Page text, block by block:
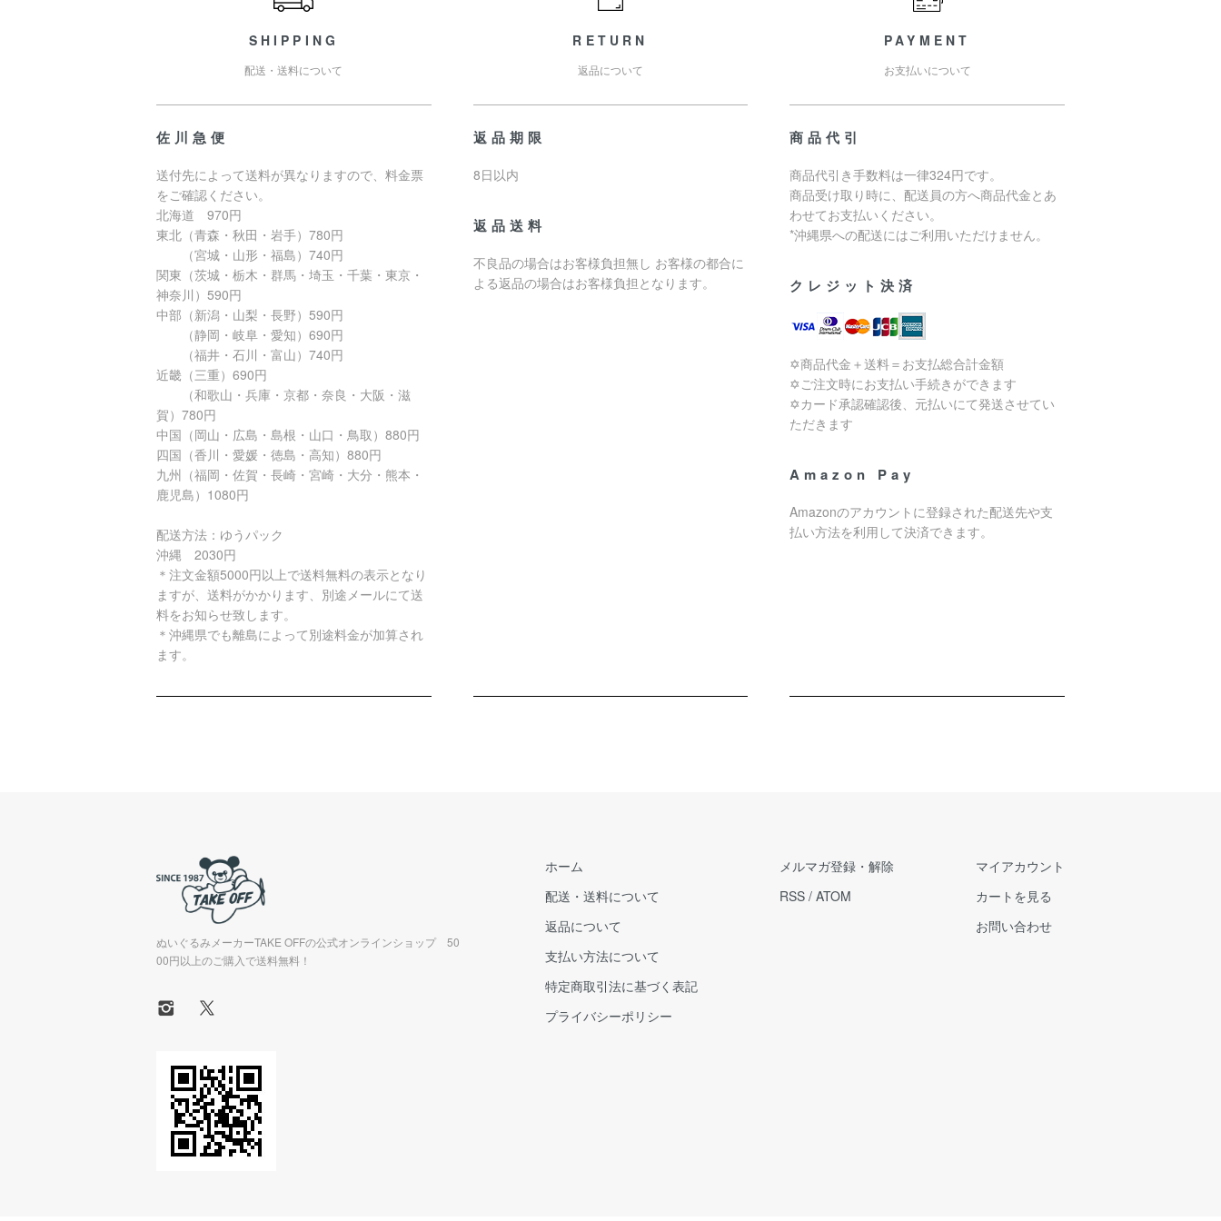
SHIPPING
配送・送料について
佐川急便
送付先によって送料が異なりますので、料金票
をご確認ください。
北海道 970円
東北（青森・秋田・岩手）780円
（宮城・山形・福島）740円
関東（茨城・栃木・群馬・埼玉・千葉・東京・
神奈川）590円
中部（新潟・山梨・長野）590円
（静岡・岐阜・愛知）690円
（福井・石川・富山）740円
近畿（三重）690円
（和歌山・兵庫・京都・奈良・大阪・滋
賀）780円
中国（岡山・広島・島根・山口・鳥取）880円
四国（香川・愛媛・徳島・高知）880円
九州（福岡・佐賀・長崎・宮崎・大分・熊本・
鹿児島）1080円
配送方法：ゆうパック
沖縄 2030円
＊注文金額5000円以上で送料無料の表示となり
ますが、送料がかかります、別途メールにて送
料をお知らせ致します。
＊沖縄県でも離島によって別途料金が加算され
ます。
RETURN
返品について
返品期限
8日以内
返品送料
不良品の場合はお客様負担無し お客様の都合に
よる返品の場合はお客様負担となります。
PAYMENT
お支払いについて
商品代引
商品代引き手数料は一律324円です。
商品受け取り時に、配送員の方へ商品代金とあ
わせてお支払いください。
*沖縄県への配送にはご利用いただけません。
クレジット決済
✡商品代金＋送料＝お支払総合計金額
✡ご注文時にお支払い手続きができます
✡カード承認確認後、元払いにて発送させてい
ただきます
Amazon Pay
Amazonのアカウントに登録された配送先や支
払い方法を利用して決済できます。
ぬいぐるみメーカーTAKE OFFの公式オンラインショップ 50
00円以上のご購入で送料無料！
ホーム
配送・送料について
返品について
支払い方法について
特定商取引法に基づく表記
プライバシーポリシー
メルマガ登録・解除
RSS / ATOM
マイアカウント
カートを見る
お問い合わせ